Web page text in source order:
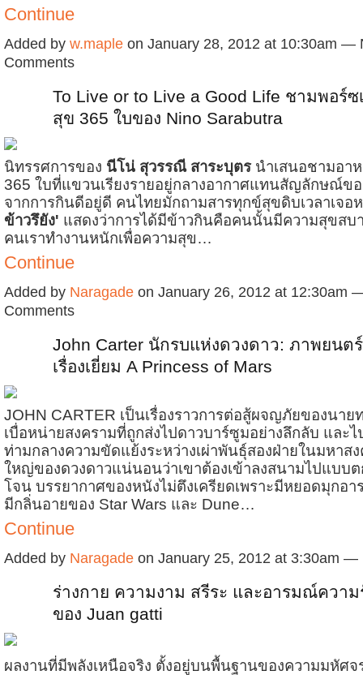
Continue
Added by w.maple on January 28, 2012 at 10:30am —
Comments
To Live or to Live a Good Life ชามพอร์
สุข 365 ใบของ Nino Sarabutra
นิทรรศการของ นีโน่ สุวรรณี สาระบุตรนำเสนอชามอา
365 ใบที่แขวนเรียงรายอยู่กลางอากาศแทนสัญลักษณ์ข
จากการกินดีอยู่ดี คนไทยมักถามสารทุกข์สุขดิบเวลาเจอ
ข้าวรึยัง' แสดงว่าการได้มีข้าวกินคือคนนั้นมีความสุขสบ
คนเราทำงานหนักเพื่อความสุข…
Continue
Added by Naragade on January 26, 2012 at 12:30am
Comments
John Carter นักรบแห่งดวงดาว: ภาพยนต
เรื่องเยี่ยม A Princess of Mars
JOHN CARTER เป็นเรื่องราวการต่อสู้ผจญภัยของนา
เบื่อหน่ายสงครามที่ถูกส่งไปดาวบาร์ซูมอย่างลึกลับ และ
ท่ามกลางความขัดแย้งระหว่างเผ่าพันธุ์สองฝ่ายในมหาส
ใหญ่ของดวงดาวแน่นอนว่าเขาต้องเข้าลงสนามไปแบบ
โจน บรรยากาศของหนังไม่ตึงเครียดเพราะมีหยอดมุกอ
มีกลิ่นอายของ Star Wars และ Dune…
Continue
Added by Naragade on January 25, 2012 at 3:30am —
ร่างกาย ความงาม สรีระ และอารมณ์ควา
ของ Juan gatti
ผลงานที่มีพลังเหนือจริง ตั้งอยู่บนพื้นฐานของความมหัศ